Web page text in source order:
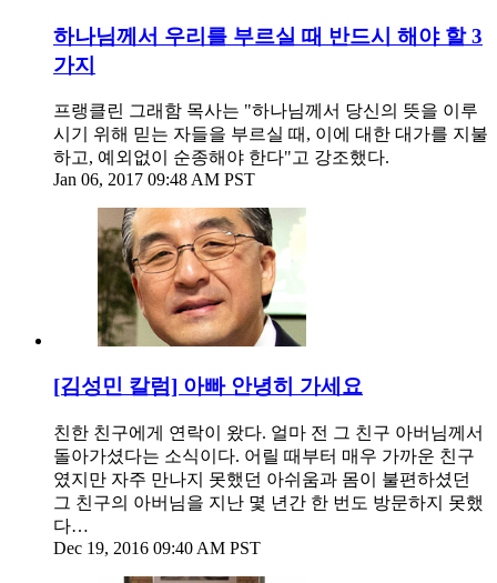
하나님께서 우리를 부르실 때 반드시 해야 할 3
가지
프랭클린 그래함 목사는 "하나님께서 당신의 뜻을 이루
시기 위해 믿는 자들을 부르실 때, 이에 대한 대가를 지불
하고, 예외없이 순종해야 한다"고 강조했다.
Jan 06, 2017 09:48 AM PST
[김성민 칼럼] 아빠 안녕히 가세요
친한 친구에게 연락이 왔다. 얼마 전 그 친구 아버님께서
돌아가셨다는 소식이다. 어릴 때부터 매우 가까운 친구
였지만 자주 만나지 못했던 아쉬움과 몸이 불편하셨던
그 친구의 아버님을 지난 몇 년간 한 번도 방문하지 못했
다…
Dec 19, 2016 09:40 AM PST